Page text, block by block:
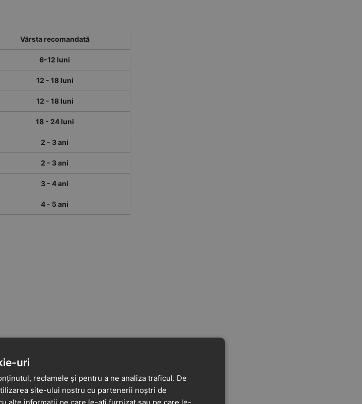
Vărsta recomandată
6-12 luni
12 - 18 luni
12 - 18 luni
18 - 24 luni
2 - 3 ani
2 - 3 ani
3 - 4 ani
4 - 5 ani
uri
reclamele și pentru a ne analiza traficul. De
site-ului nostru cu partenerii noștri de